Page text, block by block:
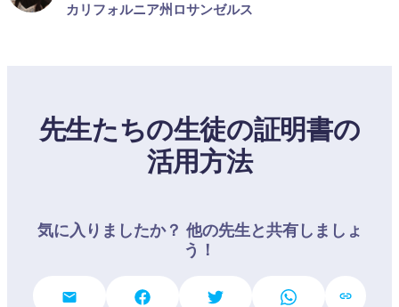
カリフォルニア州ロサンゼルス
先生たちの生徒の証明書の
活用方法
気に入りましたか？ 他の先生と共有しましょ
う！